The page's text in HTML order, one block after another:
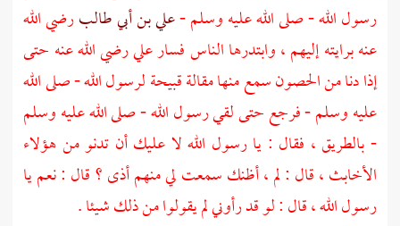
رسول الله - صلى الله عليه وسلم -علي بن أبي طالبرضي الله
عنه برايته إليهم ، وابتدرها الناس فسارعليرضي الله عنه حتى
إذا دنا من الحصون سمع منها مقالة قبيحة لرسول الله - صلى الله
عليه وسلم - فرجع حتى لقي رسول الله - صلى الله عليه وسلم
- بالطريق ، فقال : يا رسول الله لا عليك أن تدنو من هؤلاء
الأخابث ، قال : لم ، أظنك سمعت لي منهم أذى ؟ قال : نعم يا
رسول الله ، قال : لو قد رأوني لم يقولوا من ذلك شيئا .